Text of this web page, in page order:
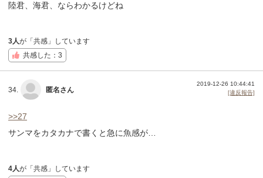
陸君、海君、ならわかるけどね
3人が「共感」しています
共感した：3
34. 匿名さん
2019-12-26 10:44:41
[違反報告]
>>27
サンマをカタカナで書くと急に魚感が…
4人が「共感」しています